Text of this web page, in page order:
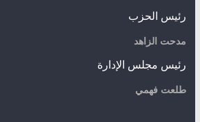
رئيس الحزب
مدحت الزاهد
رئيس مجلس الإدارة
طلعت فهمي